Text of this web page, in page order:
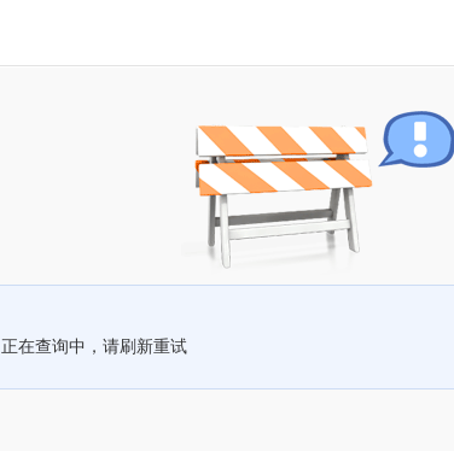
正在查询中，请刷新重试